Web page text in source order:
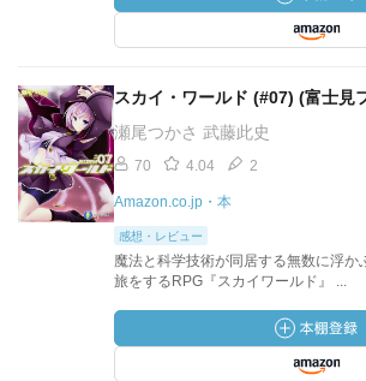
スカイ・ワールド (#07) (富士見
瀬尾つかさ 武藤此史
70 4.04 2
Amazon.co.jp・本
感想・レビュー
魔法と科学技術が同居する無数に浮か
旅をするRPG『スカイワールド』 ...